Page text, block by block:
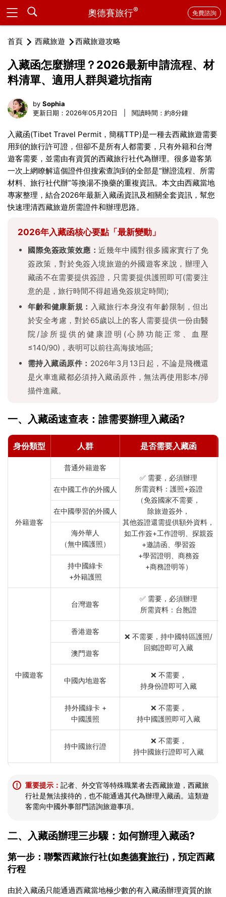
奧德賽旅行® 免費諮詢
首頁 西藏旅遊 西藏旅遊攻略
入藏函怎麼辦理？2026最新申請流程、材
料清單、適用人群與避坑指南
by Sophia
更新日期：2026年05月20日 | 閱讀時間：約8分鐘
入藏函(Tibet Travel Permit，簡稱TTP)是一種去西藏旅遊需要
用到的旅行許可證，但卻不是所有人都需要，只有外籍和台灣
遊客需要，並需由有資質的西藏旅行社代為辦理。很多遊客第
一次上網瞭解這個證件但搜索查詢到的全部是“辦證流程、所需
材料、旅行社代辦”等換湯不換藥的重複資訊。本文由西藏當地
專家整理，結合2026年最新入藏函資訊及相關全套資訊，幫您
快速理清西藏旅遊所需證件和辦理思路。
2026年入藏函核心要點「最新變動」
國際免簽政策效應：近幾年中國對很多國家實行了免
簽政策，對於免簽入境旅遊的外國遊客來說，辦理入
藏函不在需要提供簽證，只需要提供護照即可(需要注
意的是，旅行時間不得超過免簽規定時間);
年齡和健康新規： 入藏旅行本身沒有年齡限制，但出
於安全考慮，對於65歲以上的客人需要提供一份由醫
院/診所提供的健康證明(心肺功能正常、血壓
≤140/90)，表明可以前往高海拔地區;
需持入藏函原件： 2026年3月13日起，不論是飛機還
是火車進藏都必須持入藏函原件，無法再使用影本/掃
描件進藏。
一、入藏函速查表：誰需要辦理入藏函?
身份類型 人群 是否需要入藏函
外籍遊客
普通外籍遊客
✅ 需要，必須辦理
所需資料：護照+簽證
（免簽國家不需要，
除旅遊簽外，
其他簽證還需提供額外資料，
如工作簽+工作證明、探親簽
+邀請函、學習簽
+學習證明、商務簽
+商務證明等）
在中國工作的外國人
在中國學習的外國人
海外華人
（無中國護照）
持中國綠卡
+外籍護照
中國遊客
台灣遊客
✅ 需要，必須辦理
所需資料：台胞證
香港遊客
❌ 不需要，持中國特區護照/
回鄉證即可入藏
澳門遊客
中國內地遊客
❌ 不需要，
持身份證即可入藏
持外國綠卡 +
中國護照
❌ 不需要，
持中國護照即可入藏
持中國旅行證
❌ 不需要，
持中國旅行證即可入藏
！ 重要提示： 記者、外交官等特殊職業者去西藏旅遊，西藏旅
行社是無法接待的，也不能通過其代為辦理入藏函。這類遊
客需向中國外事部門諮詢旅遊事項。
二、入藏函辦理三步驟：如何辦理入藏函?
第一步：聯繫西藏旅行社(如奧德賽旅行)，預定西藏
行程
由於入藏函只能通過西藏當地極少數的有入藏函辦理資質的旅